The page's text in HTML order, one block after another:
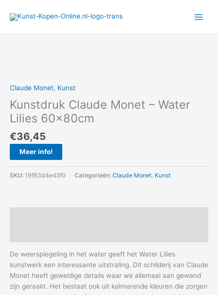
naar
Claude Monet, Kunst
Kunstdruk Claude Monet – Water
Lilies 60x80cm
€36,45
Meer info!
SKU: 19f83d4e45f0 Categorieën: Claude Monet Kunst
De weerspiegeling in het water geeft het Water Lilies
kunstwerk een interessante uitstraling. Dit schilderij van Claude
Monet heeft geweldige details waar we allemaal aan gewend
zijn geraakt. Het bestaat ook uit kalmerende kleuren die zorgen